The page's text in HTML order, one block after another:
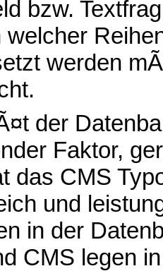
bzw.
werden
der
Faktor,
das CMS
und
in der
CMS legen